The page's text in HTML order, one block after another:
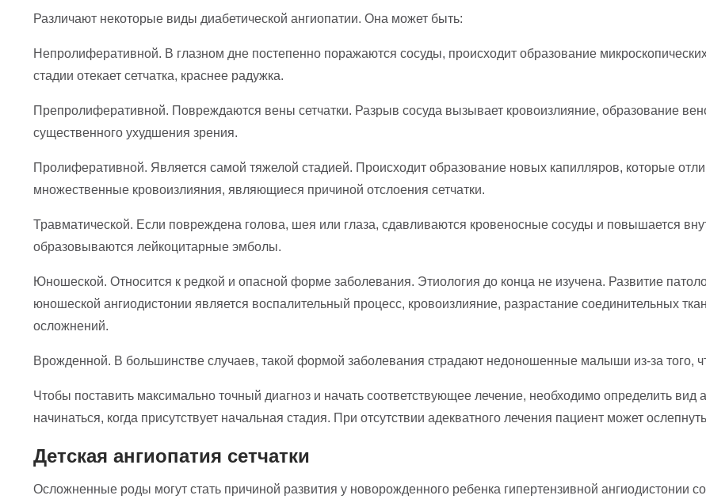
Различают некоторые виды диабетической ангиопатии. Она может быть:
Непролиферативной. В глазном дне постепенно поражаются сосуды, происходит образование
стадии отекает сетчатка, краснее радужка.
Препролиферативной. Повреждаются вены сетчатки. Разрыв сосуда вызывает кровоизлияние, образование
существенного ухудшения зрения.
Пролиферативной. Является самой тяжелой стадией. Происходит образование новых капилляров, которые
множественные кровоизлияния, являющиеся причиной отслоения сетчатки.
Травматической. Если повреждена голова, шея или глаза, сдавливаются кровеносные сосуды и повышается
образовываются лейкоцитарные эмболы.
Юношеской. Относится к редкой и опасной форме заболевания. Этиология до конца не изучена. Развитие
юношеской ангиодистонии является воспалительный процесс, кровоизлияние, разрастание соединительных
осложнений.
Врожденной. В большинстве случаев, такой формой заболевания страдают недоношенные малыши из-за того,
Чтобы поставить максимально точный диагноз и начать соответствующее лечение, необходимо определить
начинаться, когда присутствует начальная стадия. При отсутствии адекватного лечения пациент может
Детская ангиопатия сетчатки
Осложненные роды могут стать причиной развития у новорожденного ребенка гипертензивной ангиодистонии